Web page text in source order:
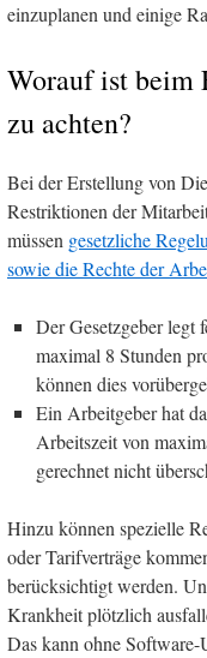
einzuplanen und einige
Worauf ist beim
zu achten?
Bei der Erstellung von
Restriktionen der
müssen gesetzliche
sowie die Rechte der
Der Gesetzgeber legt
maximal 8 Stunden
können dies
Ein Arbeitgeber hat
Arbeitszeit von
gerechnet nicht
Hinzu können spezielle
oder Tarifverträge
berücksichtigt werden.
Krankheit plötzlich
Das kann ohne